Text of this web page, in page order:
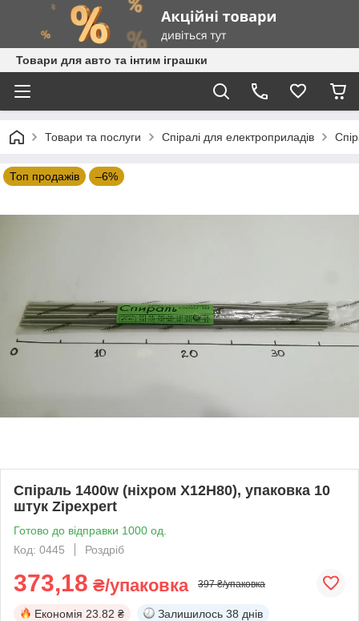
Товари для авто та інтим іграшки
Товари та послуги Спіралі для електроприладів
Топ продажів –6%
Спіраль 1400w (ніхром Х12Н80), упаковка 10
штук Zipexpert
Готово до відправки 1000 од.
Код: 0445
Роздріб
373,18 ₴/упаковка 397 ₴/упаковка
Економія 23.82 ₴ Залишилось 38 днів